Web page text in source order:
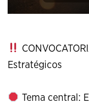
Estratégicos
Tema central: